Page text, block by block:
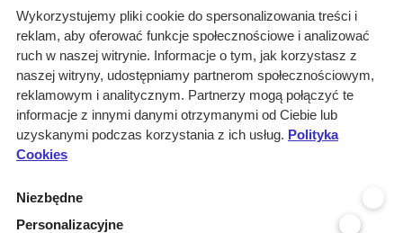
O nas
Rozwiązania
Monitoring
przetargów
Raporty
przetargowe
Kontakt
Wykorzystujemy pliki cookie do spersonalizowania treści i
reklam, aby oferować funkcje społecznościowe i analizować
ruch w naszej witrynie. Informacje o tym, jak korzystasz z
naszej witryny, udostępniamy partnerom społecznościowym,
reklamowym i analitycznym. Partnerzy mogą połączyć te
informacje z innymi danymi otrzymanymi od Ciebie lub
uzyskanymi podczas korzystania z ich usług. Polityka
Cookies
Niezbędne
Personalizacyjne